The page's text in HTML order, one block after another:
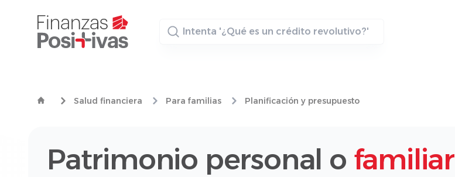
Buscador
Salud financiera Para familias Planificación y presupuesto
Patrimonio personal o familiar